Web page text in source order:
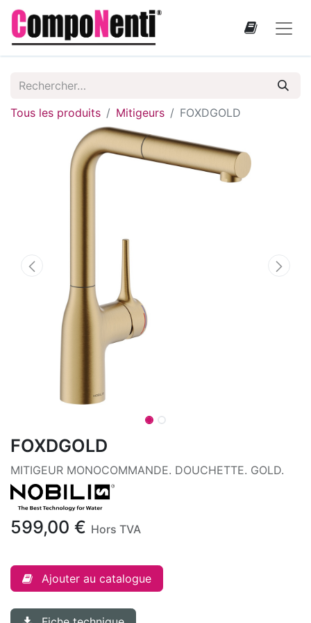
Tous les produits Mitigeurs FOXDGOLD
FOXDGOLD
MITIGEUR MONOCOMMANDE. DOUCHETTE. GOLD.
599,00 € Hors TVA
Ajouter au catalogue